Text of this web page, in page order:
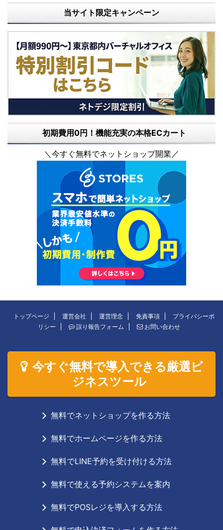
当サイト限定キャンペーン
初期費用0円！機能充実の本格ECカート
＼今すぐ無料でネットショップ開業／
トップページ 運営会社 運営理念 免責事項
プライバシーポ
リシー
誤り報告フォーム お問い合わせ
今すぐ無料で導入できる厳選ビ
ジネスツール
無料でネットショップを作る方法
無料でホームページを作る方法
無料でLINE予約を受け付ける方法
無料で使える予約システムを案内
無料でPOSレジを導入する方法